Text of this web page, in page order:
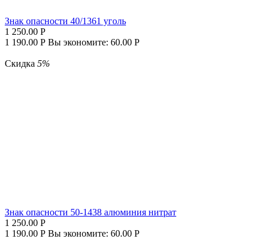
Знак опасности 40/1361 уголь
1 250.00 Р
1 190.00 Р Вы экономите: 60.00 Р
Скидка 5%
Знак опасности 50-1438 алюминия нитрат
1 250.00 Р
1 190.00 Р Вы экономите: 60.00 Р